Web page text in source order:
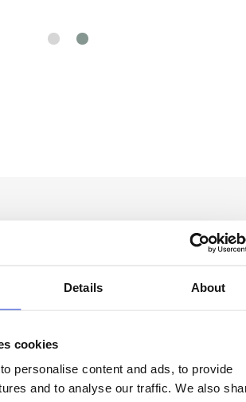
Details About
cookies
personalise content and ads, to provide
and to analyse our traffic. We also
Seja o primeiro a
eventos e notícias do